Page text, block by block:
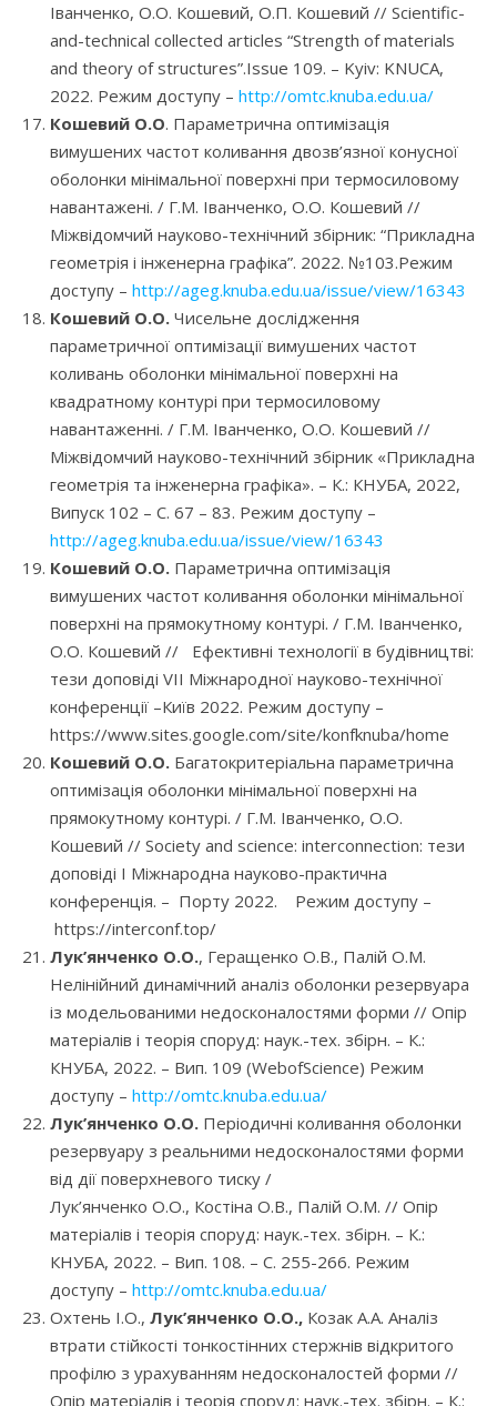
Іванченко, О.О. Кошевий, О.П. Кошевий // Scientific-
and-technical collected articles “Strength of materials
and theory of structures”.Issue 109. – Kyiv: KNUCA,
2022. Режим доступу – http://omtc.knuba.edu.ua/
Кошевий О.О. Параметрична оптимізація
вимушених частот коливання двозв’язної конусної
оболонки мінімальної поверхні при термосиловому
навантажені. / Г.М. Іванченко, О.О. Кошевий //
Міжвідомчий науково-технічний збірник: “Прикладна
геометрія і інженерна графіка”. 2022. №103.Режим
доступу – http://ageg.knuba.edu.ua/issue/view/16343
Кошевий О.О. Чисельне дослідження
параметричної оптимізації вимушених частот
коливань оболонки мінімальної поверхні на
квадратному контурі при термосиловому
навантаженні. / Г.М. Іванченко, О.О. Кошевий //
Міжвідомчий науково-технічний збірник «Прикладна
геометрія та інженерна графіка». – К.: КНУБА, 2022,
Випуск 102 – С. 67 – 83. Режим доступу –
http://ageg.knuba.edu.ua/issue/view/16343
Кошевий О.О. Параметрична оптимізація
вимушених частот коливання оболонки мінімальної
поверхні на прямокутному контурі. / Г.М. Іванченко,
О.О. Кошевий // Ефективні технології в будівництві:
тези доповіді VII Міжнародної науково-технічної
конференції –Київ 2022. Режим доступу –
https://www.sites.google.com/site/konfknuba/home
Кошевий О.О. Багатокритеріальна параметрична
оптимізація оболонки мінімальної поверхні на
прямокутному контурі. / Г.М. Іванченко, О.О.
Кошевий // Society and science: interconnection: тези
доповіді І Міжнародна науково-практична
конференція. – Порту 2022. Режим доступу –
https://interconf.top/
Лук’янченко О.О., Геращенко О.В., Палій О.М.
Нелінійний динамічний аналіз оболонки резервуара
із модельованими недосконалостями форми // Опір
матеріалів і теорія споруд: наук.-тех. збірн. – К.:
КНУБА, 2022. – Вип. 109 (WebofScience) Режим
доступу – http://omtc.knuba.edu.ua/
Лук’янченко О.О. Періодичні коливання оболонки
резервуару з реальними недосконалостями форми
від дії поверхневого тиску /
Лук’янченко О.О., Костіна О.В., Палій О.М. // Опір
матеріалів і теорія споруд: наук.-тех. збірн. – К.:
КНУБА, 2022. – Вип. 108. – С. 255-266. Режим
доступу – http://omtc.knuba.edu.ua/
Охтень І.О., Лук’янченко О.О., Козак А.А. Аналіз
втрати стійкості тонкостінних стержнів відкритого
профілю з урахуванням недосконалостей форми //
Опір матеріалів і теорія споруд: наук.-тех. збірн. – К.: